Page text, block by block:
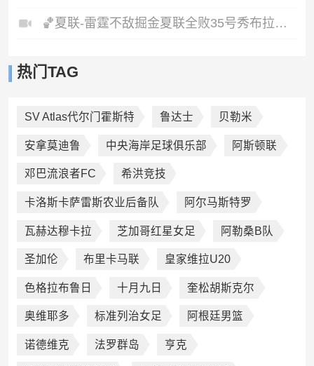
🏀夏联-雷霆不敌掘金夏联全败35号秀布拉齐尔32+6马拉14+7+6
热门TAG
SV Atlas代尔门霍斯特 鲁达士 贝勒米
安拿莫迪鲁 中央海岸足球俱乐部 阿斯顿联
邓巴流浪者FC 希洪竞技
卡洛斯卡萨雷斯农业后备队 阿尔马斯特罗
瓦赫达穆卡拉 芝加哥红星女足 阿勒桑B队
圣加伦 布里卡马联 皇家维拉U20
色格拉布鲁日 十月九日 奎松胡斯克尔
奥维耶多 标准列治女足 阿根廷男篮
诺德维克 法罗群岛 亨克